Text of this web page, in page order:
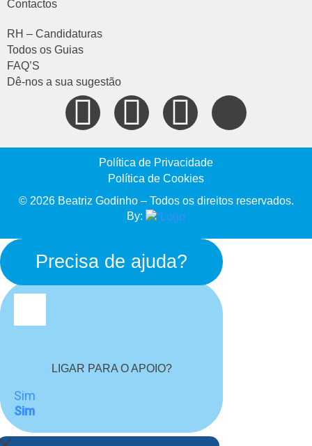
Contactos
RH – Candidaturas
Todos os Guias
FAQ’S
Dê-nos a sua sugestão
© 2026 Beatriz Godinho – Todos os direitos reservados.
By:
Política de Privacidade
Política de Cookies
Precisa de ajuda?
LIGAR PARA O APOIO?
Sim
Sim